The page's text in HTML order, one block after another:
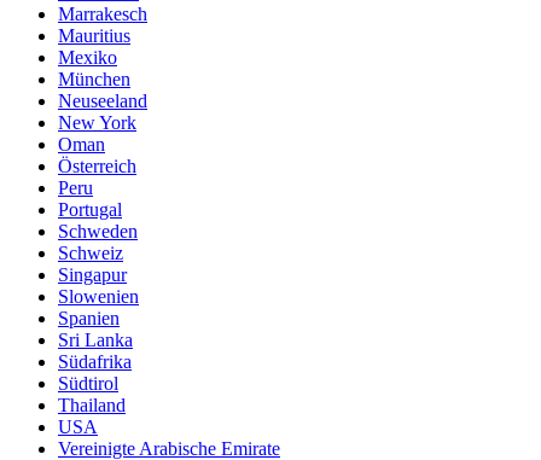
Marrakesch
Mauritius
Mexiko
München
Neuseeland
New York
Oman
Österreich
Peru
Portugal
Schweden
Schweiz
Singapur
Slowenien
Spanien
Sri Lanka
Südafrika
Südtirol
Thailand
USA
Vereinigte Arabische Emirate